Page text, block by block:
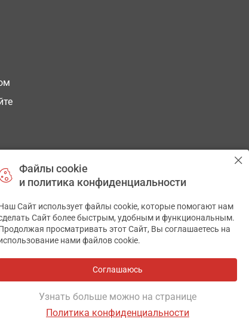
ЗДОРОВЬЯ
Файлы cookie
и политика конфиденциальности
Сайт использует файлы cookie, которые помогают нам
Сайт более быстрым, удобным и функциональным.
просматривать этот Сайт, Вы соглашаетесь на
нами файлов cookie.
Соглашаюсь
Узнать больше можно на странице
Политика конфиденциальности
✕